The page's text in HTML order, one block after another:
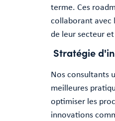
terme. Ces
collaborant avec
de leur secteur
Stratégie
Nos consultants
meilleures
optimiser les
innovations